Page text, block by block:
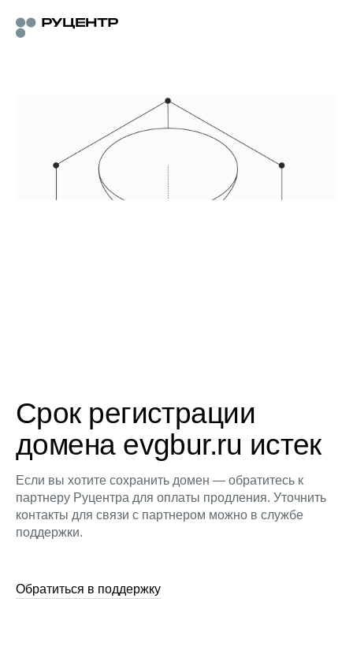
Срок регистрации
домена evgbur.ru истек
Если вы хотите сохранить домен — обратитесь к
партнеру Руцентра для оплаты продления. Уточнить
контакты для связи с партнером можно в службе
поддержки.
Обратиться в поддержку